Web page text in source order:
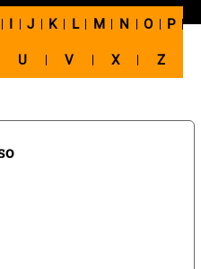
I J K L M N O P
U V X Z